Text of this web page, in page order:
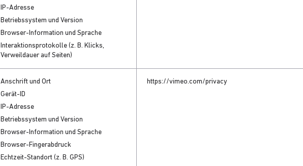
IP-Adresse
Betriebssystem und Version
Browser-Information und Sprache
Interaktionsprotokolle (z. B. Klicks,
Verweildauer auf Seiten)
Anschrift und Ort
Gerät-ID
IP-Adresse
Betriebssystem und Version
Browser-Information und Sprache
Browser-Fingerabdruck
Echtzeit-Standort (z. B. GPS)
https://vimeo.com/privacy